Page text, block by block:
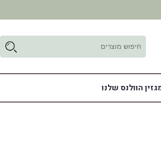
הוולנס שלנו